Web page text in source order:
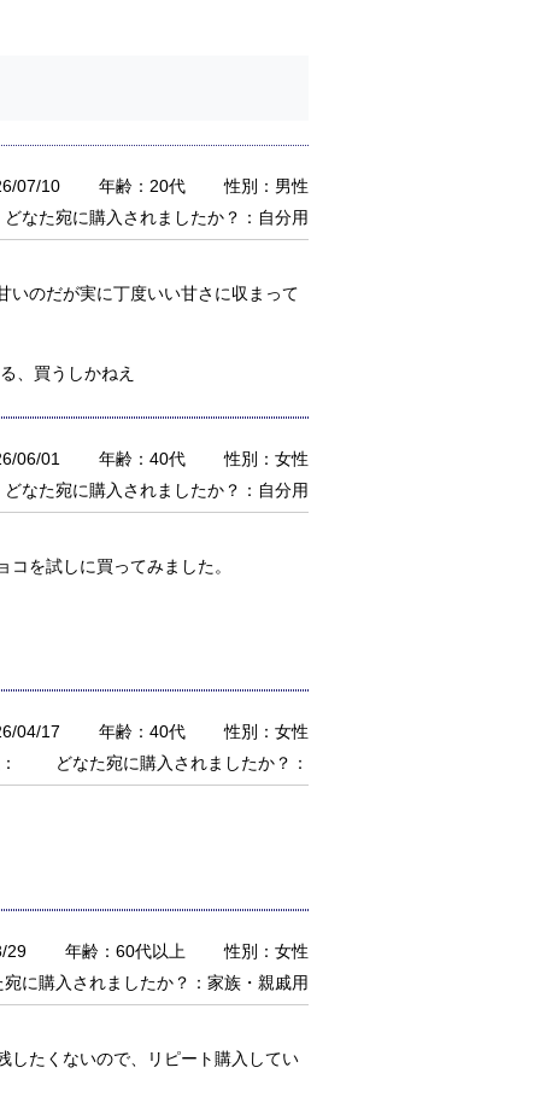
07/10 年齢：20代
性別：男性
どなた宛に購入されましたか？：自分用
のだが実に丁度いい甘さに収まって
、買うしかねえ
06/01 年齢：40代
性別：女性
どなた宛に購入されましたか？：自分用
を試しに買ってみました。
04/17 年齢：40代
性別：女性
どなた宛に購入されましたか？：
29 年齢：60代以上
性別：女性
宛に購入されましたか？：家族・親戚用
したくないので、リピート購入してい